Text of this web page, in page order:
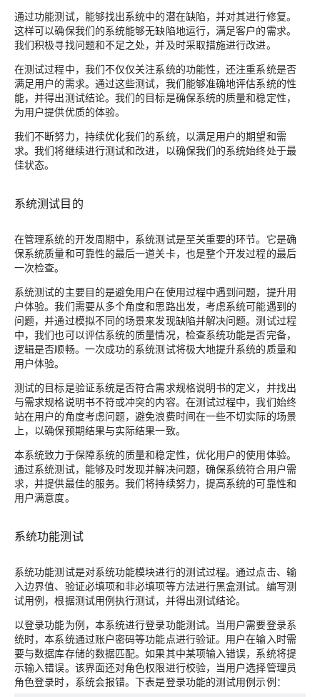
通过功能测试，能够找出系统中的潜在缺陷，并对其进行修复。
这样可以确保我们的系统能够无缺陷地运行，满足客户的需求。
我们积极寻找问题和不足之处，并及时采取措施进行改进。
在测试过程中，我们不仅仅关注系统的功能性，还注重系统是否
满足用户的需求。通过这些测试，我们能够准确地评估系统的性
能，并得出测试结论。我们的目标是确保系统的质量和稳定性，
为用户提供优质的体验。
我们不断努力，持续优化我们的系统，以满足用户的期望和需
求。我们将继续进行测试和改进，以确保我们的系统始终处于最
佳状态。
系统测试目的
在管理系统的开发周期中，系统测试是至关重要的环节。它是确
保系统质量和可靠性的最后一道关卡，也是整个开发过程的最后
一次检查。
系统测试的主要目的是避免用户在使用过程中遇到问题，提升用
户体验。我们需要从多个角度和思路出发，考虑系统可能遇到的
问题，并通过模拟不同的场景来发现缺陷并解决问题。测试过程
中，我们也可以评估系统的质量情况，检查系统功能是否完备，
逻辑是否顺畅。一次成功的系统测试将极大地提升系统的质量和
用户体验。
测试的目标是验证系统是否符合需求规格说明书的定义，并找出
与需求规格说明书不符或冲突的内容。在测试过程中，我们始终
站在用户的角度考虑问题，避免浪费时间在一些不切实际的场景
上，以确保预期结果与实际结果一致。
本系统致力于保障系统的质量和稳定性，优化用户的使用体验。
通过系统测试，能够及时发现并解决问题，确保系统符合用户需
求，并提供最佳的服务。我们将持续努力，提高系统的可靠性和
用户满意度。
系统功能测试
系统功能测试是对系统功能模块进行的测试过程。通过点击、输
入边界值、验证必填项和非必填项等方法进行黑盒测试。编写测
试用例，根据测试用例执行测试，并得出测试结论。
以登录功能为例，本系统进行登录功能测试。当用户需要登录系
统时，本系统通过账户密码等功能点进行验证。用户在输入时需
要与数据库存储的数据匹配。如果其中某项输入错误，系统将提
示输入错误。该界面还对角色权限进行校验，当用户选择管理员
角色登录时，系统会报错。下表是登录功能的测试用例示例：